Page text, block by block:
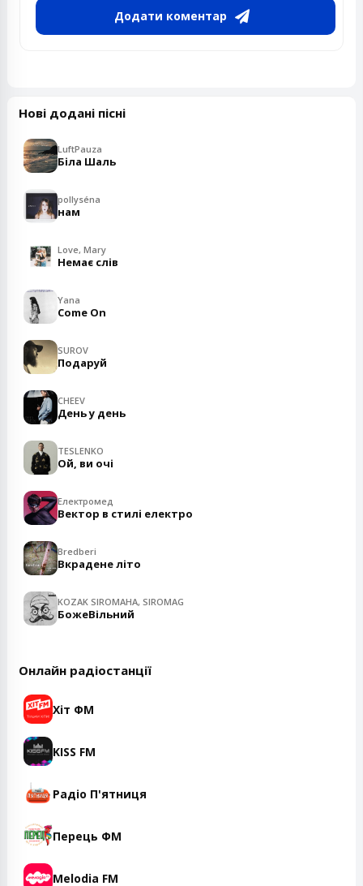
Додати коментар
Нові додані пісні
LuftPauza
Біла Шаль
pollyséna
нам
Love, Mary
Немає слів
Yana
Come On
SUROV
Подаруй
CHEEV
День у день
TESLENKO
Ой, ви очі
Електромед
Вектор в стилі електро
Bredberi
Вкрадене літо
KOZAK SIROMAHA, SIROMAG
БожеВільний
Онлайн радіостанції
Хіт ФМ
KISS FM
Радіо П'ятниця
Перець ФМ
Melodia FM